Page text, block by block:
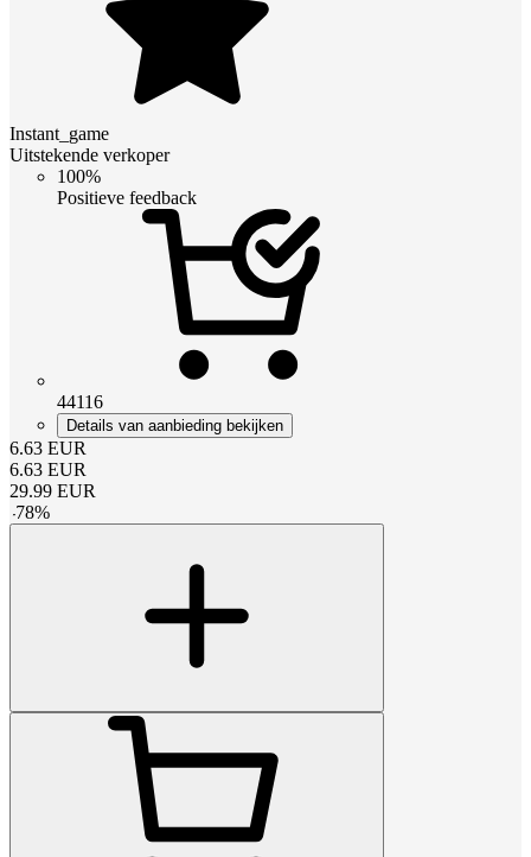
Instant_game
Uitstekende verkoper
100%
Positieve feedback
44116
Details van aanbieding bekijken
6.63 EUR
6.63 EUR
29.99 EUR
-78%